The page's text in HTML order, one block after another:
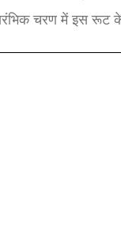
चरण में इस रूट के